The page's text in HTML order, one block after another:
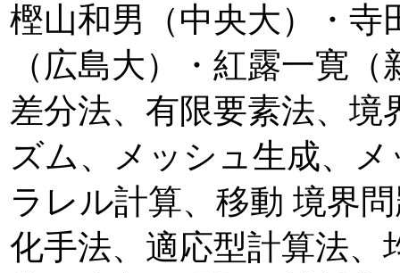
樫山和男（中央大）・寺
（広島大）・紅露一寛（
差分法、有限要素法、
ズム、メッシュ生成、
ラレル計算、移動 境界
化手法、適応型計算法、